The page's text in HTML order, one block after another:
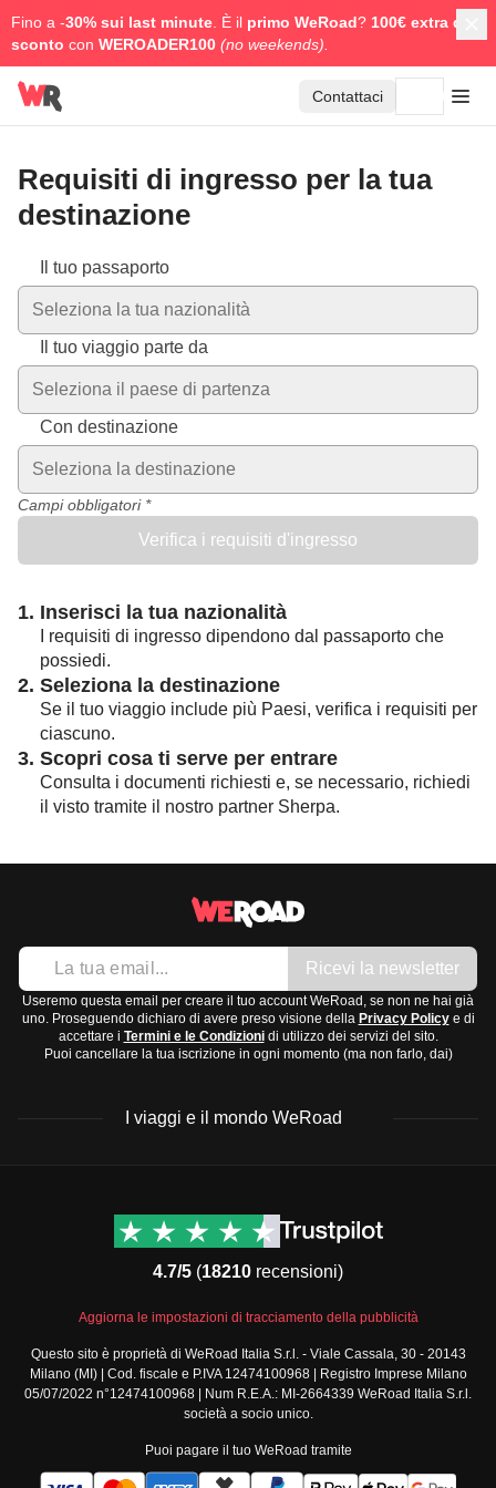
Fino a -30% sui last minute . È il primo WeRoad? 100€ extra di
sconto con WEROADER100 (no weekends).
Contattaci
Requisiti di ingresso per la tua
destinazione
I requisiti variano in base alla tua nazionalità e alla
Il tuo passaporto
Seleziona la tua nazionalità
Il tuo viaggio parte da
Seleziona il paese di partenza
Con destinazione
Seleziona la destinazione
Campi obbligatori *
Verifica i requisiti d'ingresso
1. Inserisci la tua nazionalità
I requisiti di ingresso dipendono dal passaporto che
possiedi.
2. Seleziona la destinazione
Se il tuo viaggio include più Paesi, verifica i requisiti per
ciascuno.
3. Scopri cosa ti serve per entrare
Consulta i documenti richiesti e, se necessario, richiedi
il visto tramite il nostro partner Sherpa.
Ricevi la newsletter
Useremo questa email per creare il tuo account WeRoad, se non ne hai già
uno. Proseguendo dichiaro di avere preso visione della Privacy Policye di
accettare i Termini e le Condizionidi utilizzo dei servizi del sito.
Puoi cancellare la tua iscrizione in ogni momento (ma non farlo, dai)
I viaggi e il mondo WeRoad
Viaggi di gruppo Nord
Viaggi di gruppo Centro
Viaggi di gruppo Sud
America
Viaggi di gruppo Africa
Viaggi di gruppo Medio
Viaggi di gruppo Asia
Viaggi di gruppo Europa
Contatti
Termini e condizioni
Condizioni generali
standard
Policy annullamento
viaggio
Cookie policy
Privacy policy
4.7/5 (18210 recensioni)
Aggiorna le impostazioni di tracciamento della pubblicità
Questo sito è proprietà di WeRoad Italia S.r.l. - Viale Cassala, 30 - 20143
Milano (MI) | Cod. fiscale e P.IVA 12474100968 | Registro Imprese Milano
05/07/2022 n°12474100968 | Num R.E.A.: MI-2664339 WeRoad Italia S.r.l.
società a socio unico.
Puoi pagare il tuo WeRoad tramite